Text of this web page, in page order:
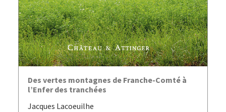
AJOUTER AU PANIER
Des vertes montagnes de Franche-Comté à
l’Enfer des tranchées
Jacques Lacoeuilhe